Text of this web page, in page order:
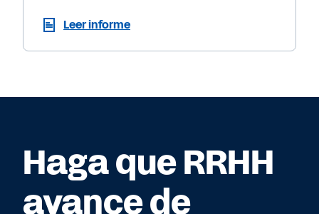
Leer informe
Haga que RRHH
avance de